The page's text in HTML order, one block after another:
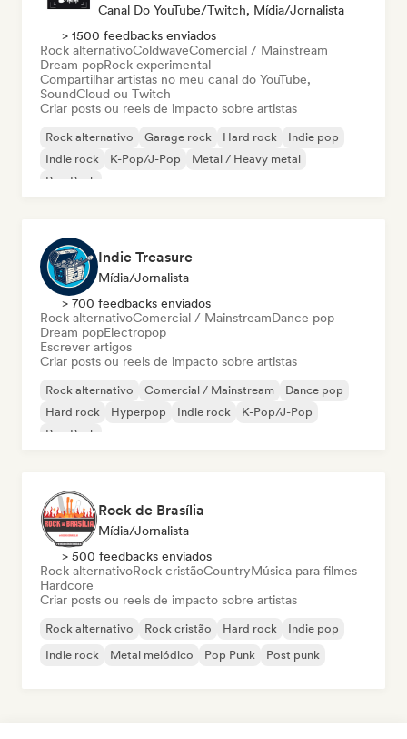
Canal Do YouTube/Twitch, Mídia/Jornalista
> 1500 feedbacks enviados
Rock alternativoColdwaveComercial / Mainstream
Dream popRock experimental
Compartilhar artistas no meu canal do YouTube,
SoundCloud ou Twitch
Criar posts ou reels de impacto sobre artistas
Rock alternativo Garage rock Hard rock
Indie pop
Indie rock
K-Pop/J-Pop
Metal / Heavy metal
Pop Punk
Indie Treasure
Mídia/Jornalista
> 700 feedbacks enviados
Rock alternativoComercial / MainstreamDance pop
Dream popElectropop
Escrever artigos
Criar posts ou reels de impacto sobre artistas
Rock alternativo Comercial / Mainstream
Dance pop
Hard rock
Hyperpop Indie rock
K-Pop/J-Pop
Pop Punk
Rock de Brasília
Mídia/Jornalista
> 500 feedbacks enviados
Rock alternativoRock cristãoCountryMúsica para filmes
Hardcore
Criar posts ou reels de impacto sobre artistas
Rock alternativo Rock cristão Hard rock
Indie pop
Indie rock
Metal melódico Pop Punk Post punk